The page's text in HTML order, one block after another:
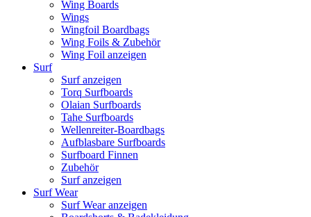
Wing Boards
Wings
Wingfoil Boardbags
Wing Foils & Zubehör
Wing Foil anzeigen
Surf
Surf anzeigen
Torq Surfboards
Olaian Surfboards
Tahe Surfboards
Wellenreiter-Boardbags
Aufblasbare Surfboards
Surfboard Finnen
Zubehör
Surf anzeigen
Surf Wear
Surf Wear anzeigen